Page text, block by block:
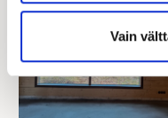
Vain